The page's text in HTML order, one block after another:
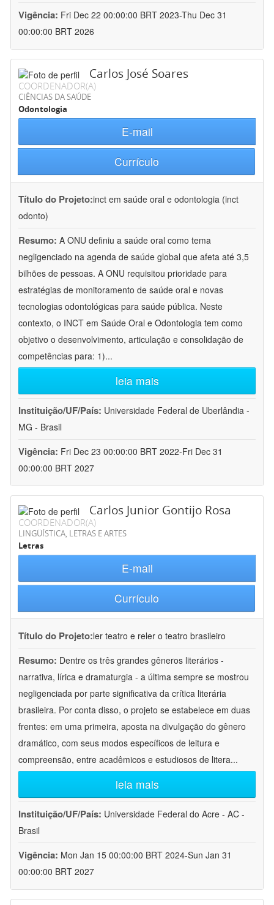
Vigência: Fri Dec 22 00:00:00 BRT 2023-Thu Dec 31
00:00:00 BRT 2026
Carlos José Soares
COORDENADOR(A)
CIÊNCIAS DA SAÚDE
Odontologia
E-mail
Currículo
Título do Projeto:inct em saúde oral e odontologia (inct
odonto)
Resumo: A ONU definiu a saúde oral como tema
negligenciado na agenda de saúde global que afeta até 3,5
bilhões de pessoas. A ONU requisitou prioridade para
estratégias de monitoramento de saúde oral e novas
tecnologias odontológicas para saúde pública. Neste
contexto, o INCT em Saúde Oral e Odontologia tem como
objetivo o desenvolvimento, articulação e consolidação de
competências para: 1)...
leia mais
Instituição/UF/País: Universidade Federal de Uberlândia -
MG - Brasil
Vigência: Fri Dec 23 00:00:00 BRT 2022-Fri Dec 31
00:00:00 BRT 2027
Carlos Junior Gontijo Rosa
COORDENADOR(A)
LINGÜÍSTICA, LETRAS E ARTES
Letras
E-mail
Currículo
Título do Projeto:ler teatro e reler o teatro brasileiro
Resumo: Dentre os três grandes gêneros literários -
narrativa, lírica e dramaturgia - a última sempre se mostrou
negligenciada por parte significativa da crítica literária
brasileira. Por conta disso, o projeto se estabelece em duas
frentes: em uma primeira, aposta na divulgação do gênero
dramático, com seus modos específicos de leitura e
compreensão, entre acadêmicos e estudiosos de litera...
leia mais
Instituição/UF/País: Universidade Federal do Acre - AC -
Brasil
Vigência: Mon Jan 15 00:00:00 BRT 2024-Sun Jan 31
00:00:00 BRT 2027